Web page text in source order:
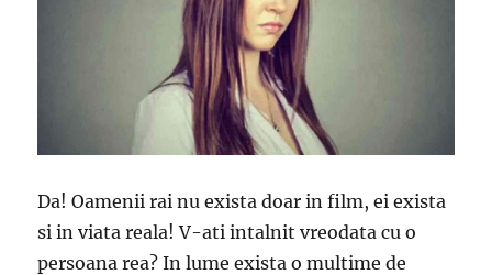
Da! Oamenii rai nu exista doar in film, ei exista
si in viata reala! V-ati intalnit vreodata cu o
persoana rea? In lume exista o multime de